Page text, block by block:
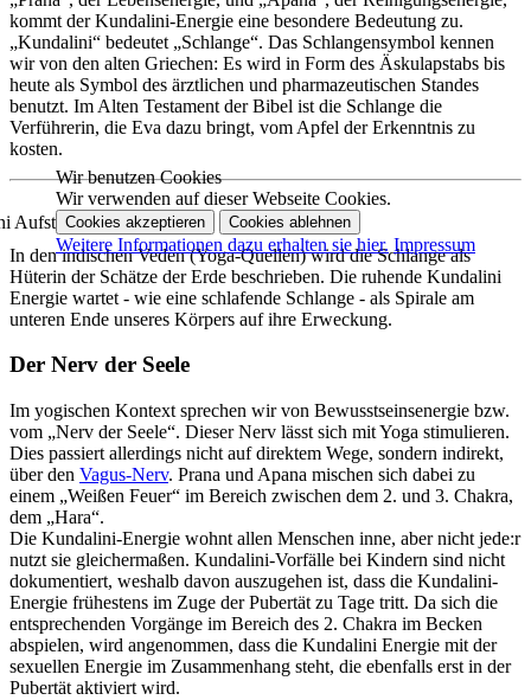
kommt der Kundalini-Energie eine besondere Bedeutung zu.
„Kundalini“ bedeutet „Schlange“. Das Schlangensymbol kennen
wir von den alten Griechen: Es wird in Form des Äskulapstabs bis
heute als Symbol des ärztlichen und pharmazeutischen Standes
benutzt. Im Alten Testament der Bibel ist die Schlange die
Verführerin, die Eva dazu bringt, vom Apfel der Erkenntnis zu
kosten.
In den indischen Veden (Yoga-Quellen) wird die Schlange als
Hüterin der Schätze der Erde beschrieben. Die ruhende Kundalini
Energie wartet - wie eine schlafende Schlange - als Spirale am
unteren Ende unseres Körpers auf ihre Erweckung.
Der Nerv der Seele
Im yogischen Kontext sprechen wir von Bewusstseinsenergie bzw.
vom „Nerv der Seele“. Dieser Nerv lässt sich mit Yoga stimulieren.
Dies passiert allerdings nicht auf direktem Wege, sondern indirekt,
über den Vagus-Nerv. Prana und Apana mischen sich dabei zu
einem „Weißen Feuer“ im Bereich zwischen dem 2. und 3. Chakra,
dem „Hara“.
Die Kundalini-Energie wohnt allen Menschen inne, aber nicht jede:r
nutzt sie gleichermaßen. Kundalini-Vorfälle bei Kindern sind nicht
dokumentiert, weshalb davon auszugehen ist, dass die Kundalini-
Energie frühestens im Zuge der Pubertät zu Tage tritt. Da sich die
entsprechenden Vorgänge im Bereich des 2. Chakra im Becken
abspielen, wird angenommen, dass die Kundalini Energie mit der
sexuellen Energie im Zusammenhang steht, die ebenfalls erst in der
Pubertät aktiviert wird.
Wir benutzen Cookies
Wir verwenden auf dieser Webseite Cookies.
Cookies akzeptieren Cookies ablehnen
Weitere Informationen dazu erhalten sie hier. Impressum